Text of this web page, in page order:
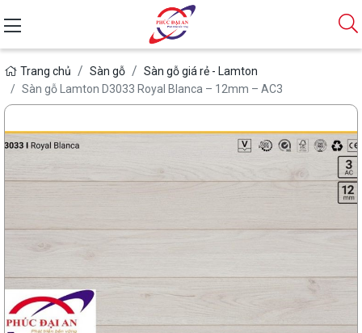
Trang chủ Sàn gỗ
Sàn gỗ giá rẻ - Lamton
Sàn gỗ Lamton D3033 Royal Blanca – 12mm – AC3